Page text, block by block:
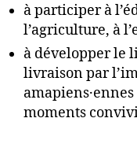
à participer à
l’agriculture, à
à développer le
livraison par
moments